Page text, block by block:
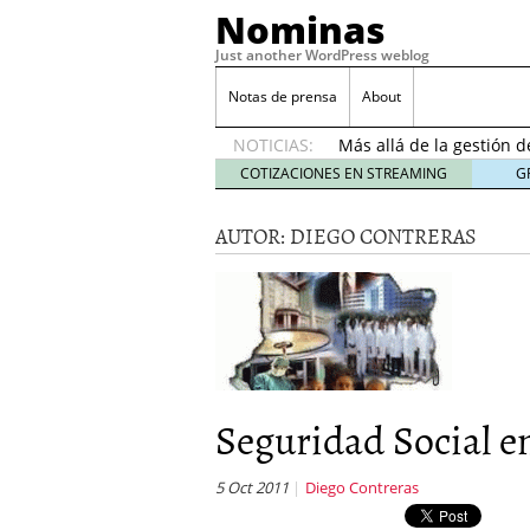
Nominas
Just another WordPress weblog
Notas de prensa About
NOTICIAS:
Desempleo Colombia
Una digitalización
en el sector financiero
¿Cómo afectó el
Consejos para el
Desempleo Colombia
Más allá de la gestión
COTIZACIONES EN STREAMING
AUTOR: DIEGO CONTRERAS
Seguridad Social
5 Oct 2011 Diego Contreras